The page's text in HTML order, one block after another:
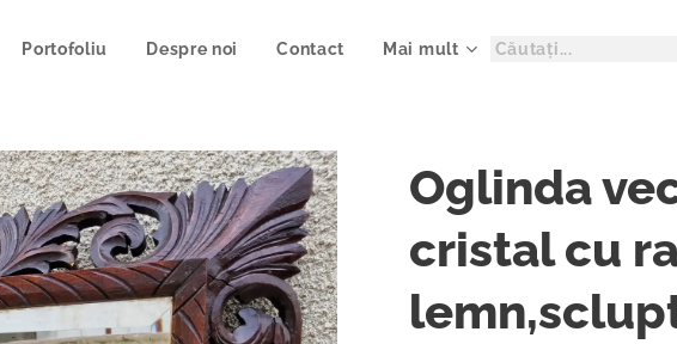
Portofoliu Despre noi Contact Mai mult
Oglinda
cristal cu